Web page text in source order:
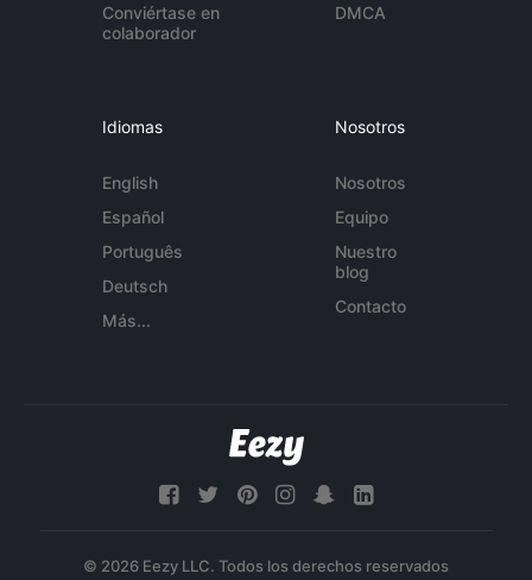
Conviértase en
colaborador
DMCA
Idiomas
English
Español
Português
Deutsch
Más...
Nosotros
Nosotros
Equipo
Nuestro
blog
Contacto
© 2026 Eezy LLC. Todos los derechos reservados